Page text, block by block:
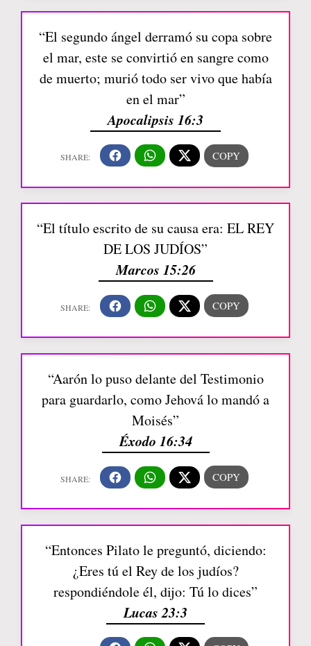
“El segundo ángel derramó su copa sobre
el mar, este se convirtió en sangre como
de muerto; murió todo ser vivo que había
en el mar”
Apocalipsis 16:3
“El título escrito de su causa era: EL REY
DE LOS JUDÍOS”
Marcos 15:26
“Aarón lo puso delante del Testimonio
para guardarlo, como Jehová lo mandó a
Moisés”
Éxodo 16:34
“Entonces Pilato le preguntó, diciendo:
¿Eres tú el Rey de los judíos?
respondiéndole él, dijo: Tú lo dices”
Lucas 23:3